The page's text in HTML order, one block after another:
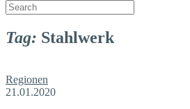
Tag: Stahlwerk
Regionen
21.01.2020